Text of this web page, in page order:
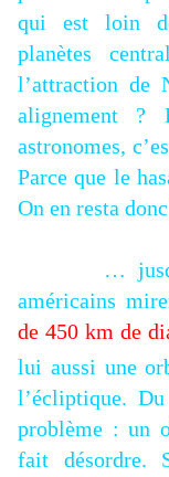
qui est loin
planètes
l’attraction de
alignement ?
astronomes,
Parce que le
On en resta
… jusqu’en
américains
de 450 km de
lui aussi une
l’écliptique.
problème : un
fait désordre.